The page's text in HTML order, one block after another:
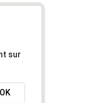
sur
OK